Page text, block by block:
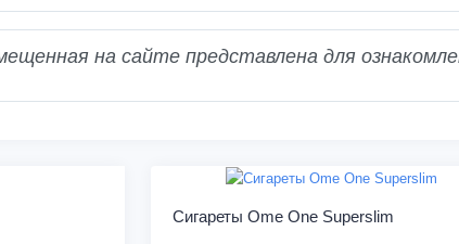
на сайте представлена для
Сигареты Ome One Superslim